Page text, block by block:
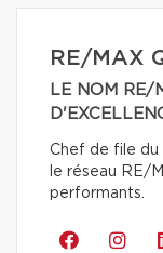
RE/MAX
LE NOM RE/
Chef de file du
le réseau RE/
performants.